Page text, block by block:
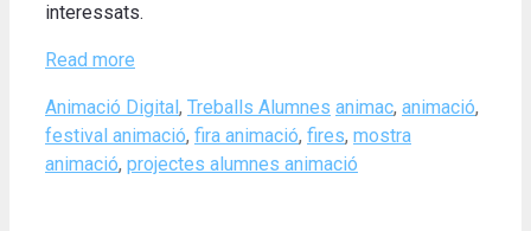
interessats.
Read more
Categories
Animació Digital , Treballs Alumnes Tags
animac, animació,
festival animació, fira animació, fires, mostra
animació, projectes alumnes animació